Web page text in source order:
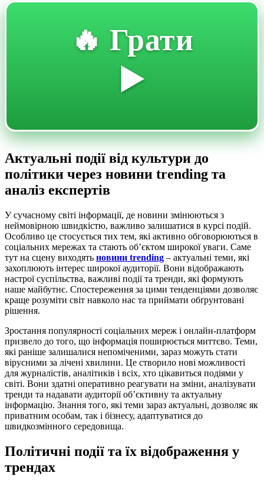
🔥 Грати
▶️
Актуальні події від культури до
політики через новини trending та
аналіз експертів
У сучасному світі інформації, де новини змінюються з
неймовірною швидкістю, важливо залишатися в курсі подій.
Особливо це стосується тих тем, які активно обговорюються в
соціальних мережах та стають об’єктом широкої уваги. Саме
тут на сцену виходять новини trending – актуальні теми, які
захоплюють інтерес широкої аудиторії. Вони відображають
настрої суспільства, важливі події та тренди, які формують
наше майбутнє. Спостереження за цими тенденціями дозволяє
краще розуміти світ навколо нас та приймати обґрунтовані
рішення.
Зростання популярності соціальних мереж і онлайн-платформ
призвело до того, що інформація поширюється миттєво. Теми,
які раніше залишалися непоміченими, зараз можуть стати
вірусними за лічені хвилини. Це створило нові можливості
для журналістів, аналітиків і всіх, хто цікавиться подіями у
світі. Вони здатні оперативно реагувати на зміни, аналізувати
тренди та надавати аудиторії об’єктивну та актуальну
інформацію. Знання того, які теми зараз актуальні, дозволяє як
приватним особам, так і бізнесу, адаптуватися до
швидкозмінного середовища.
Політичні події та їх відображення у
трендах